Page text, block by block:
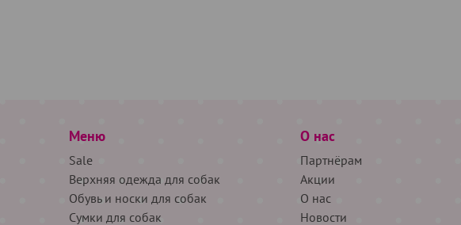
Меню
Sale
Верхняя одежда для собак
Обувь и носки для собак
Сумки для собак
О нас
Партнёрам
Акции
О нас
Новости